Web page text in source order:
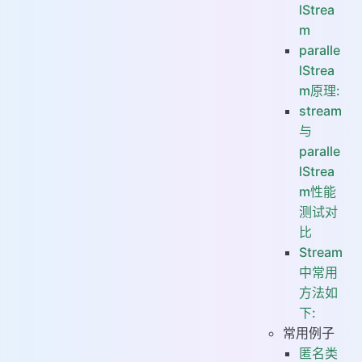
lStrea
m
paralle
lStrea
m原理:
stream
与
paralle
lStrea
m性能
测试对
比
Stream
中常用
方法如
下:
常用例子
匿名类